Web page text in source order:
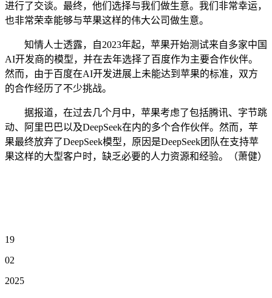
进行了交谈。最终，他们选择与我们做生意。我们非常幸运，
也非常荣幸能够与苹果这样的伟大公司做生意。
知情人士透露，自2023年起，苹果开始测试来自多家中国
AI开发商的模型，并在去年选择了百度作为主要合作伙伴。
然而，由于百度在AI开发进展上未能达到苹果的标准，双方
的合作经历了不少挑战。
据报道，在过去几个月中，苹果考虑了包括腾讯、字节跳
动、阿里巴巴以及DeepSeek在内的多个合作伙伴。然而，苹
果最终放弃了DeepSeek模型，原因是DeepSeek团队在支持苹
果这样的大型客户时，缺乏必要的人力资源和经验。（萧健）
19
02
2025